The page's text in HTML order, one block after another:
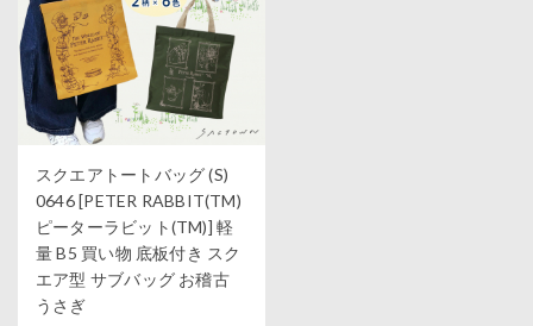
スクエアトートバッグ (S)
0646 [PETER RABBIT(TM)
ピーターラビット(TM)] 軽
量 B5 買い物 底板付き スク
エア型 サブバッグ お稽古
うさぎ